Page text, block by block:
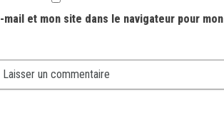
et mon site dans le navigateur pour mon